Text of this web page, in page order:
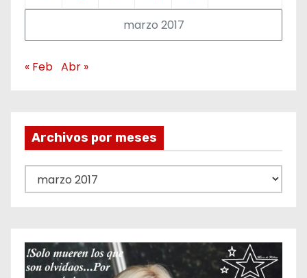
marzo 2017
« Feb Abr »
Archivos por meses
r
v